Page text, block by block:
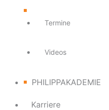
Termine
Videos
PHILIPPAKADEMIE
Karriere